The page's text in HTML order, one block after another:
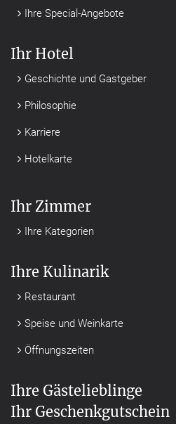
Ihre Special-Angebote
Ihr Hotel
Geschichte und Gastgeber
Philosophie
Karriere
Hotelkarte
Ihr Zimmer
Ihre Kategorien
Ihre Kulinarik
Restaurant
Speise und Weinkarte
Öffnungszeiten
Ihre Gästelieblinge
Ihr Geschenkgutschein